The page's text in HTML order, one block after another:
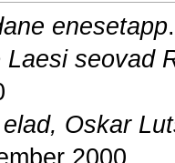
enesetapp
Laesi seovad
elad, Oskar